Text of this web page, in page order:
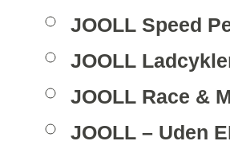
JOOLL Speed
JOOLL
JOOLL Race &
JOOLL – Uden